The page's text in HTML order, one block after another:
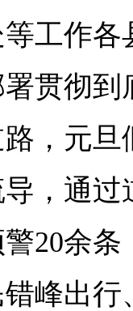
工作
贯彻
，元
，通
20余
峰出